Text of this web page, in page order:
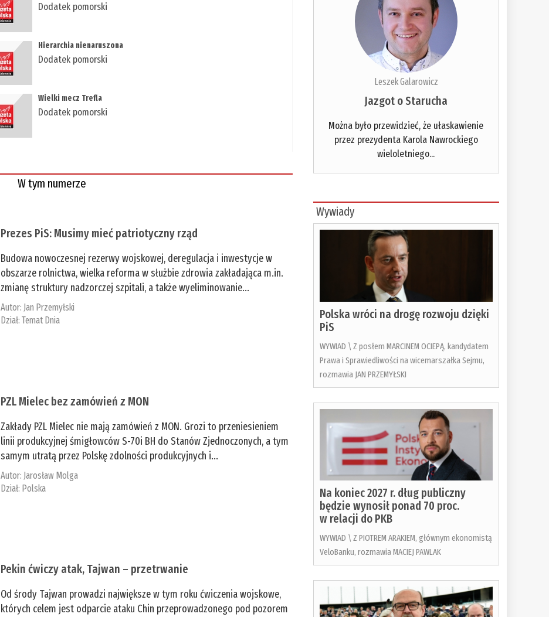
Dodatek pomorski
Hierarchia nienaruszona
Dodatek pomorski
​Wielki mecz Trefla
Dodatek pomorski
W tym numerze
Prezes PiS: Musimy mieć patriotyczny rząd
Budowa nowoczesnej rezerwy wojskowej, deregulacja i inwestycje w
obszarze rolnictwa, wielka reforma w służbie zdrowia zakładająca m.in.
zmianę struktury nadzorczej szpitali, a także wyeliminowanie...
Autor: Jan Przemyłski
Dział:Temat Dnia
PZL Mielec bez zamówień z MON
Zakłady PZL Mielec nie mają zamówień z MON. Grozi to przeniesieniem
linii produkcyjnej śmigłowców S-70i BH do Stanów Zjednoczonych, a tym
samym utratą przez Polskę zdolności produkcyjnych i...
Autor: Jarosław Molga
Dział: Polska
Pekin ćwiczy atak, Tajwan – przetrwanie
Od środy Tajwan prowadzi największe w tym roku ćwiczenia wojskowe,
których celem jest odparcie ataku Chin przeprowadzonego pod pozorem
Leszek Galarowicz
Jazgot o Starucha
Można było przewidzieć, że ułaskawienie
przez prezydenta Karola Nawrockiego
wieloletniego...
Wywiady
Polska wróci na drogę rozwoju dzięki
PiS
WYWIAD \ Z posłem MARCINEM OCIEPĄ, kandydatem
Prawa i Sprawiedliwości na wicemarszałka Sejmu,
rozmawia JAN PRZEMYŁSKI
Na koniec 2027 r. dług publiczny
będzie wynosił ponad 70 proc.
w relacji do PKB
WYWIAD \ Z PIOTREM ARAKIEM, głównym ekonomistą
VeloBanku, rozmawia MACIEJ PAWLAK